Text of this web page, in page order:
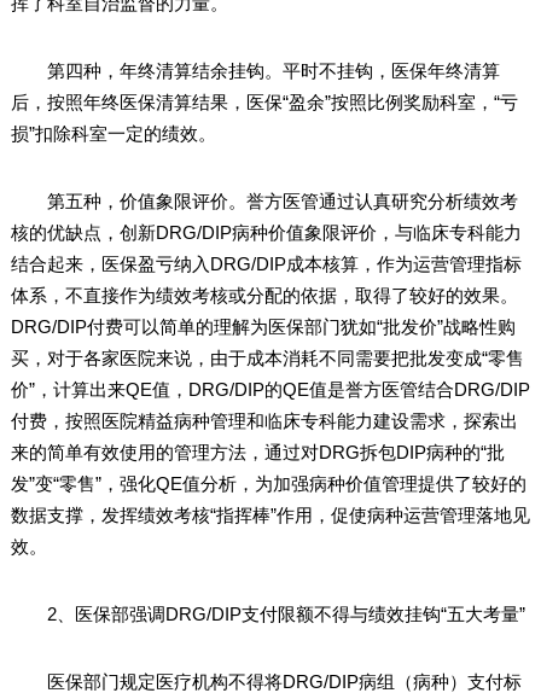
第四种，年终清算结余挂钩。平时不挂钩，医保年终清算
后，按照年终医保清算结果，医保“盈余”按照比例奖励科室，“亏
损”扣除科室一定的绩效。
第五种，价值象限评价。誉方医管通过认真研究分析绩效考
核的优缺点，创新DRG/DIP病种价值象限评价，与临床专科能力
结合起来，医保盈亏纳入DRG/DIP成本核算，作为运营管理指标
体系，不直接作为绩效考核或分配的依据，取得了较好的效果。
DRG/DIP付费可以简单的理解为医保部门犹如“批发价”战略性购
买，对于各家医院来说，由于成本消耗不同需要把批发变成“零售
价”，计算出来QE值，DRG/DIP的QE值是誉方医管结合DRG/DIP
付费，按照医院精益病种管理和临床专科能力建设需求，探索出
来的简单有效使用的管理方法，通过对DRG拆包DIP病种的“批
发”变“零售”，强化QE值分析，为加强病种价值管理提供了较好的
数据支撑，发挥绩效考核“指挥棒”作用，促使病种运营管理落地见
效。
2、医保部强调DRG/DIP支付限额不得与绩效挂钩“五大考量”
医保部门规定医疗机构不得将DRG/DIP病组（病种）支付标